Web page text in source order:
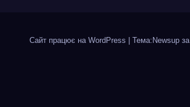
Сайт працює на WordPress | Тема:Newsup за